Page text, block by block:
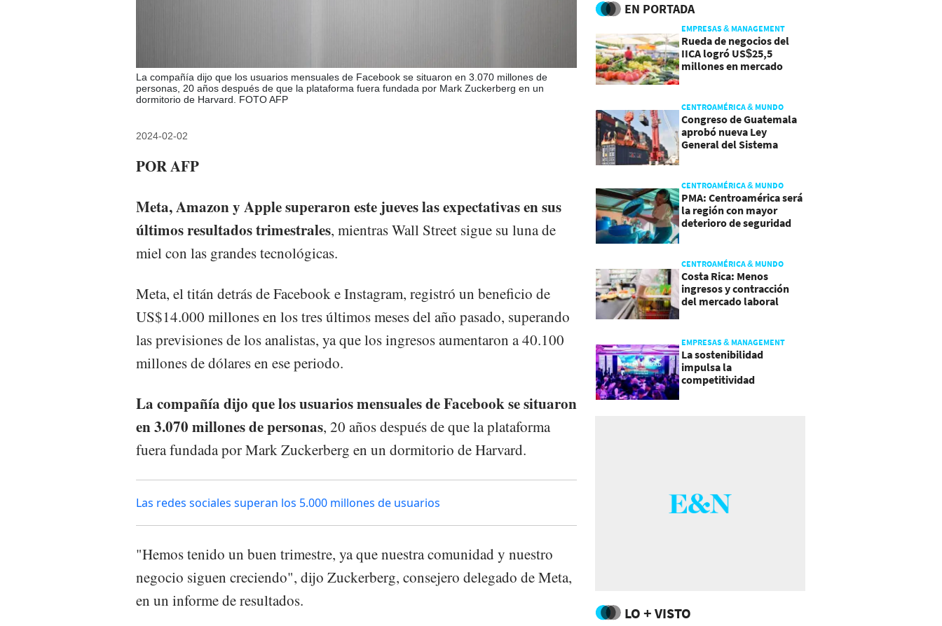
La compañía dijo que los usuarios mensuales de Facebook se situaron en 3.070 millones de
personas, 20 años después de que la plataforma fuera fundada por Mark Zuckerberg en un
dormitorio de Harvard. FOTO AFP
2024-02-02
POR AFP
Meta, Amazon y Apple superaron este jueves las expectativas en sus
últimos resultados trimestrales, mientras Wall Street sigue su luna de
miel con las grandes tecnológicas.
Meta, el titán detrás de Facebook e Instagram, registró un beneficio de
US$14.000 millones en los tres últimos meses del año pasado, superando
las previsiones de los analistas, ya que los ingresos aumentaron a 40.100
millones de dólares en ese periodo.
La compañía dijo que los usuarios mensuales de Facebook se situaron
en 3.070 millones de personas, 20 años después de que la plataforma
fuera fundada por Mark Zuckerberg en un dormitorio de Harvard.
Las redes sociales superan los 5.000 millones de usuarios
"Hemos tenido un buen trimestre, ya que nuestra comunidad y nuestro
negocio siguen creciendo", dijo Zuckerberg, consejero delegado de Meta,
en un informe de resultados.
EN PORTADA
EMPRESAS & MANAGEMENT
Rueda de negocios del
IICA logró US$25,5
millones en mercado
CENTROAMÉRICA & MUNDO
Congreso de Guatemala
aprobó nueva Ley
General del Sistema
CENTROAMÉRICA & MUNDO
PMA: Centroamérica será
la región con mayor
deterioro de seguridad
CENTROAMÉRICA & MUNDO
Costa Rica: Menos
ingresos y contracción
del mercado laboral
EMPRESAS & MANAGEMENT
La sostenibilidad
impulsa la
competitividad
LO + VISTO